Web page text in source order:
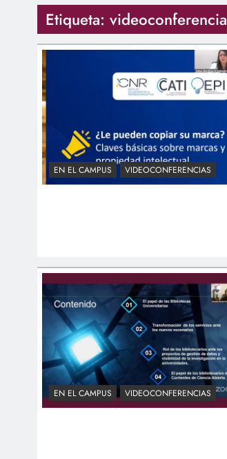
Etiqueta: videoconferencia
EN EL CAMPUS VIDEOCONFERENCIAS
EN EL CAMPUS VIDEOCONFERENCIAS